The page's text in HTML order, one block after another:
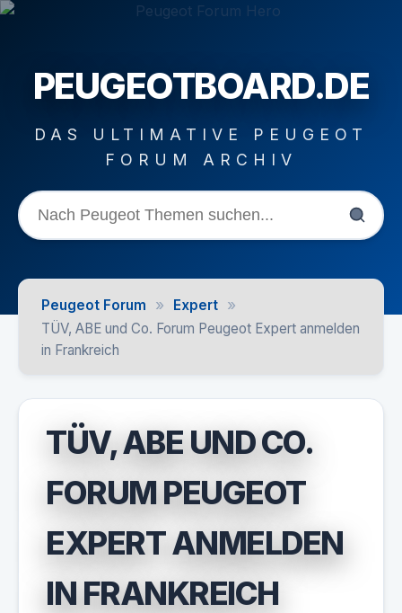
PEUGEOTBOARD.DE
DAS ULTIMATIVE PEUGEOT
FORUM ARCHIV
Peugeot Forum » Expert »
TÜV, ABE und Co. Forum Peugeot Expert anmelden
in Frankreich
TÜV, ABE UND CO.
FORUM PEUGEOT
EXPERT ANMELDEN
IN FRANKREICH